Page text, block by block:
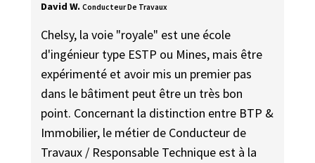
David W. Conducteur De Travaux
Chelsy, la voie "royale" est une école
d'ingénieur type ESTP ou Mines, mais être
expérimenté et avoir mis un premier pas
dans le bâtiment peut être un très bon
point. Concernant la distinction entre BTP &
Immobilier, le métier de Conducteur de
Travaux / Responsable Technique est à la